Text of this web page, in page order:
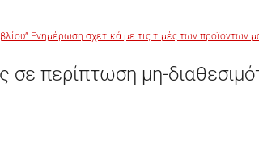
Ενημέρωση σχετικά με τις τιμές των προϊόντων
σε περίπτωση μη-